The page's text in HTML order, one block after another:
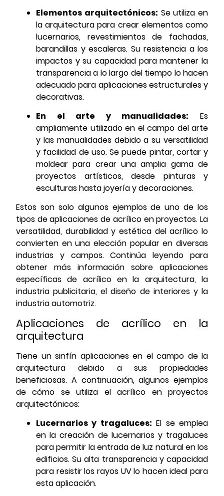
Elementos arquitectónicos: Se utiliza en
la arquitectura para crear elementos como
lucernarios, revestimientos de fachadas,
barandillas y escaleras. Su resistencia a los
impactos y su capacidad para mantener la
transparencia a lo largo del tiempo lo hacen
adecuado para aplicaciones estructurales y
decorativas.
En el arte y manualidades: Es
ampliamente utilizado en el campo del arte
y las manualidades debido a su versatilidad
y facilidad de uso. Se puede pintar, cortar y
moldear para crear una amplia gama de
proyectos artísticos, desde pinturas y
esculturas hasta joyería y decoraciones.
Estos son solo algunos ejemplos de uno de los
tipos de aplicaciones de acrílico en proyectos. La
versatilidad, durabilidad y estética del acrílico lo
convierten en una elección popular en diversas
industrias y campos. Continúa leyendo para
obtener más información sobre aplicaciones
específicas de acrílico en la arquitectura, la
industria publicitaria, el diseño de interiores y la
industria automotriz.
Aplicaciones de acrílico en la
arquitectura
Tiene un sinfín aplicaciones en el campo de la
arquitectura debido a sus propiedades
beneficiosas. A continuación, algunos ejemplos
de cómo se utiliza el acrílico en proyectos
arquitectónicos:
Lucernarios y tragaluces: El se emplea
en la creación de lucernarios y tragaluces
para permitir la entrada de luz natural en los
edificios. Su alta transparencia y capacidad
para resistir los rayos UV lo hacen ideal para
esta aplicación.